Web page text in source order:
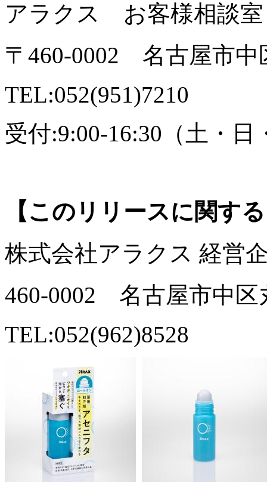
アラクス お客様相談室
〒460-0002 名古屋市中
TEL:052(951)7210
受付:9:00-16:30（土・
【このリリースに関す
株式会社アラクス 経営
460-0002 名古屋市中区
TEL:052(962)8528